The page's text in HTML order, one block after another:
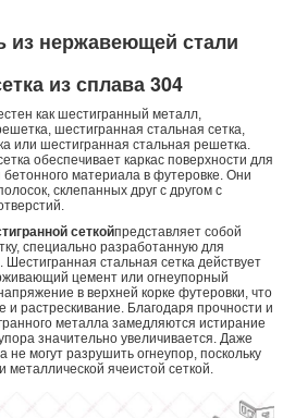
из нержавеющей стали
из сплава 304
как шестигранный металл,
шестигранная стальная сетка,
или шестигранная стальная решетка.
обеспечивает каркас поверхности для
материала в футеровке. Они
склепанных друг с другом с
сеткойпредставляет собой
специально разработанную для
стальная сетка действует
цемент или огнеупорный
в верхней корке футеровки, что
и растрескивание. Благодаря прочности и
металла замедляются истирание
значительно увеличивается. Даже
не могут разрушить огнеупор, поскольку
ячеистой сеткой.